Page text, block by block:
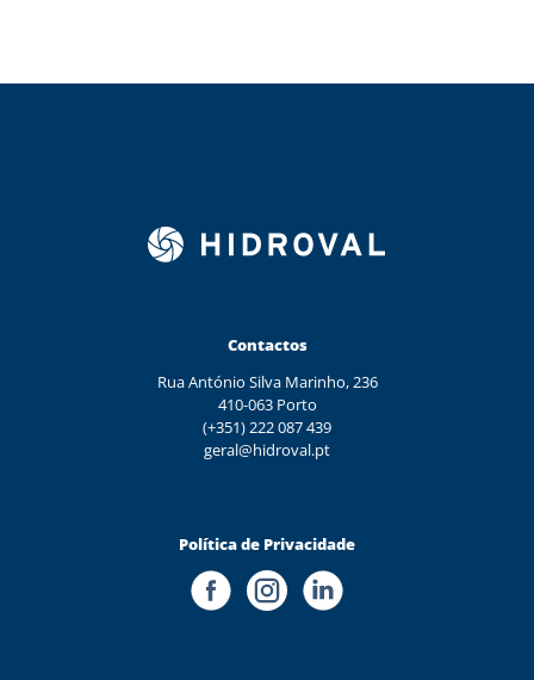
Contactos
Rua António Silva Marinho, 236
410-063 Porto
(+351) 222 087 439
geral@hidroval.pt
Política de Privacidade